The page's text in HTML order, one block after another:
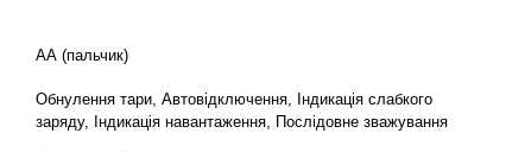
АА (пальчик)
Обнулення тари, Автовідключення, Індикація слабкого
заряду, Індикація навантаження, Послідовне зважування